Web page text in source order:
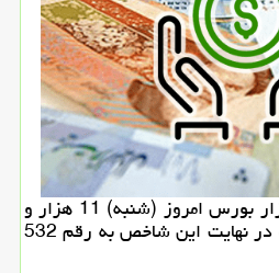
پول من: شاخص كل در بازار بورس امروز (شنبه) 11 هزار و
254 واحد رشد داشت كه در نهایت این شاخص به رقم 532